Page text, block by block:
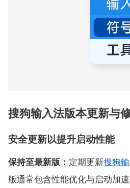
搜狗输入法版本更新与
安全更新以提升启动性能
保持至最新版： 定期更新搜狗
版通常包含性能优化与启动加